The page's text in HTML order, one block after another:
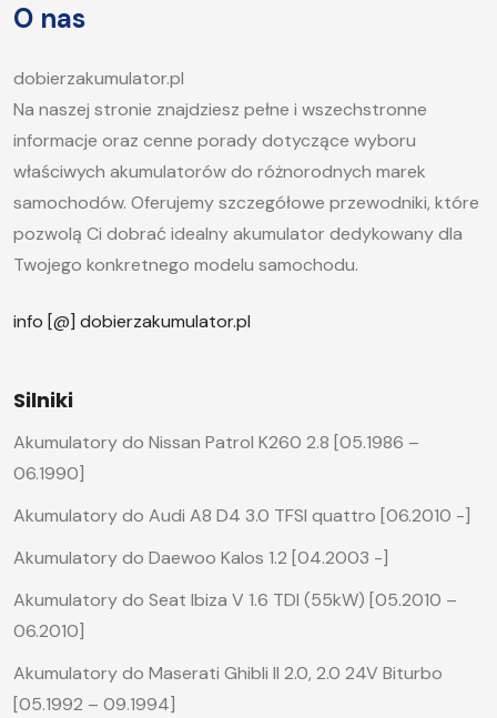
O nas
dobierzakumulator.pl
Na naszej stronie znajdziesz pełne i wszechstronne
informacje oraz cenne porady dotyczące wyboru
właściwych akumulatorów do różnorodnych marek
samochodów. Oferujemy szczegółowe przewodniki, które
pozwolą Ci dobrać idealny akumulator dedykowany dla
Twojego konkretnego modelu samochodu.
info [@] dobierzakumulator.pl
Silniki
Akumulatory do Nissan Patrol K260 2.8 [05.1986 –
06.1990]
Akumulatory do Audi A8 D4 3.0 TFSI quattro [06.2010 -]
Akumulatory do Daewoo Kalos 1.2 [04.2003 -]
Akumulatory do Seat Ibiza V 1.6 TDI (55kW) [05.2010 –
06.2010]
Akumulatory do Maserati Ghibli II 2.0, 2.0 24V Biturbo
[05.1992 – 09.1994]